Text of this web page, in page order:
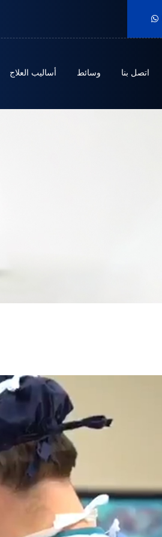
أساليب العلاج وسائط اتصل بنا